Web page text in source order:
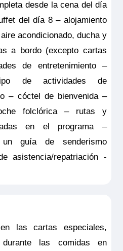
residentes en España
y pagado en el
del viaje. Las
son válidas
servicios contratados
donde se emitió el
desde la cena del día
del día 8 – alojamiento
acondicionado, ducha y
a bordo (excepto cartas
de entretenimiento –
de actividades de
– cóctel de bienvenida –
folclórica – rutas y
en el programa –
un guía de senderismo
asistencia/repatriación -
las cartas especiales,
durante las comidas en